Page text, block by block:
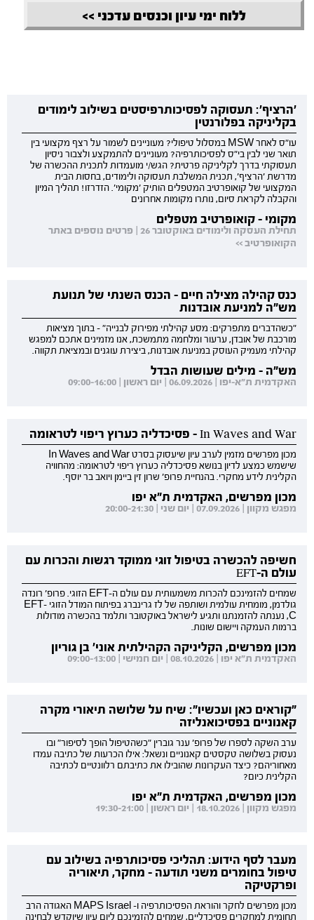
ללוח ימי עיון וכנסים עדכני >>
'הרציף': תעסוקה לפסיכותרפיסטים בשילוב לימודים
בקליניקה בפלורנטין
עו"ס לאחר MSW במסלול טיפולי? מעוניינים לשמור על רצף מקצועי בין
תואר שני לבין בי"ס לפסיכותרפיה? מעוניינים להתמקצע ולצבור ניסיון
תעסוקתי בדרך לקליניקה פרטית? הגש/י מועמדות לתכנית ההכשרה של
מדרשת 'הרציף', תכנית המשלבת תעסוקה ולימודים, בחסות הבית
המקצועי של קואופרטיב המטפלים הותיק 'מקומי'. הזדרזו! תהליך המיון
והקבלה לקראת סיום, נותרו מקומות אחרונים
מקומי - קואופרטיב מטפלים
תחילת העסקה ולימודים באוקטובר 26 | פרטים נוספים באתר
הקואופרטיב >>
כנס קהילה מצילה חיים - הכנס השנתי של תנועת
מש"ה למניעת אובדנות
"כשהדברים מתפרקים: מסע קהילתי מפירוק לבנייה" - בתוך מציאות
מורכבת של אובדן, ערעור ומלחמה מתמשכת, אנו מזמינים אתכם למפגש
קהילתי מעמיק העוסק במניעת אובדנות, ביצירת עוגנים ובמציאת תקווה.
מש"ה - מילים שעושות הבדל
האקדמית ת"א-יפו | 06.09.2026 | יום ראשון | 09:00-16:00
In Waves and War - פסיכדליה כערוץ ריפוי לטראומה
מכון מפרשים מזמין לערב עיון שיעסוק בסרט In Waves and War
שישמש כמצע לדיון בנושא פסיכדליה כערוץ ריפוי לטראומה: מהחוויה
הקלינית לידע מחקרי. בהנחיית פרופ' שרון זין ביימן ויואב בר יוסף.
מכון מפרשים, האקדמית ת"א יפו
מפגש מקוון | 07.09.2026 | יום שני | 20:00-21:30
חשיפה להכשרה בטיפול זוגי ממוקד רגשות והכרות עם
עולם ה-EFT
שמחים להזמינכם להכרות משמעותית עם עולם ה-EFT הזוגי. פרופ' רונדה
גולדמן, מומחית עולמית ושותפה של לז גרינברג בפיתוח המודל הזוגי EFT-
C, נענתה להזמנתנו ותגיע לישראל באוקטובר ותלמד בהכשרה מודולות
ברמות העמקה ויישום שונות.
מכון מפרשים, הקליניקה הקהילתית אוני' בן גוריון
האקדמית ת"א יפו | 08.10.2026 | יום חמישי | 09:00-13:00
"קוראים כאן ועכשיו": שיח על שלושה תיאורי מקרה
קאנוניים בפסיכואנליזה
ערב השקה לספרו של פרופ' ענר גוברין "כשהטיפול הופך לסיפור" ובו
נעסוק בשלושה טקסטים קאנוניים ונשאל: אילו הכרעות של כתיבה עמדו
מאחוריהם? כיצד העקרונות שהובילו את כתיבתם רלוונטיים לכתיבה
הקלינית כיום?
מכון מפרשים, האקדמית ת"א יפו
מפגש מקוון | 18.10.2026 | יום ראשון | 19:30-21:00
מעבר לסף הידוע: תהליכי פסיכותרפיה בשילוב עם
טיפול בחומרים משני תודעה - מחקר, תיאוריה
ופרקטיקה
מכון מפרשים לחקר והוראת הפסיכותרפיה ו- MAPS Israel האגודה הרב
תחומית למחקרים פסיכדליים, שמחים להזמינכם ליום עיון שיוקדש לבחינה